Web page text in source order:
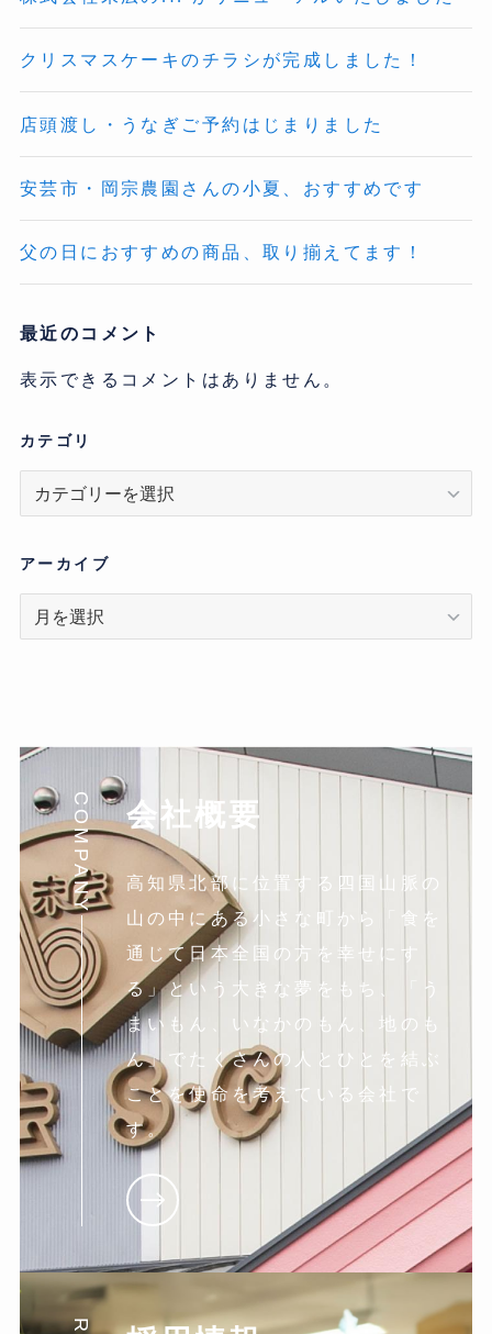
クリスマスケーキのチラシが完成しました！
店頭渡し・うなぎご予約はじまりました
安芸市・岡宗農園さんの小夏、おすすめです
父の日におすすめの商品、取り揃えてます！
最近のコメント
表示できるコメントはありません。
カテゴリ
リ
アーカイブ
ア
COMPANY 会社概要
高知県北部に位置する四国山脈の
山の中にある小さな町から「食を
通じて日本全国の方を幸せにす
る」という大きな夢をもち、「う
まいもん、いなかのもん、地のも
ん」でたくさんの人とひとを結ぶ
ことを使命を考えている会社で
す。